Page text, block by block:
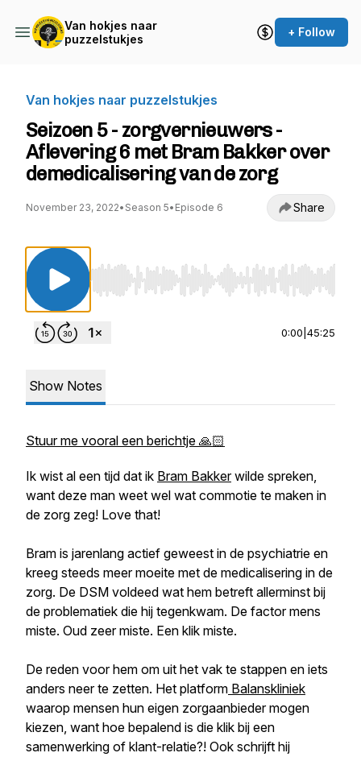
Van hokjes naar
puzzelstukjes
+ Follow
Van hokjes naar puzzelstukjes
Seizoen 5 - zorgvernieuwers -
Aflevering 6 met Bram Bakker over
demedicalisering van de zorg
November 23, 2022• Season 5• Episode 6 Share
Use Left/Right to seek, Home/End to jump to
0:00 45:25
Show Notes
Stuur me vooral een berichtje 🙏🏻
Ik wist al een tijd dat ik Bram Bakkerwilde spreken,
want deze man weet wel wat commotie te maken in
de zorg zeg! Love that!
Bram is jarenlang actief geweest in de psychiatrie en
kreeg steeds meer moeite met de medicalisering in de
zorg. De DSM voldeed wat hem betreft allerminst bij
de problematiek die hij tegenkwam. De factor mens
miste. Oud zeer miste. Een klik miste.
De reden voor hem om uit het vak te stappen en iets
anders neer te zetten. Het platform Balanskliniek
waarop mensen hun eigen zorgaanbieder mogen
kiezen, want hoe bepalend is die klik bij een
samenwerking of klant-relatie?! Ook schrijft hij